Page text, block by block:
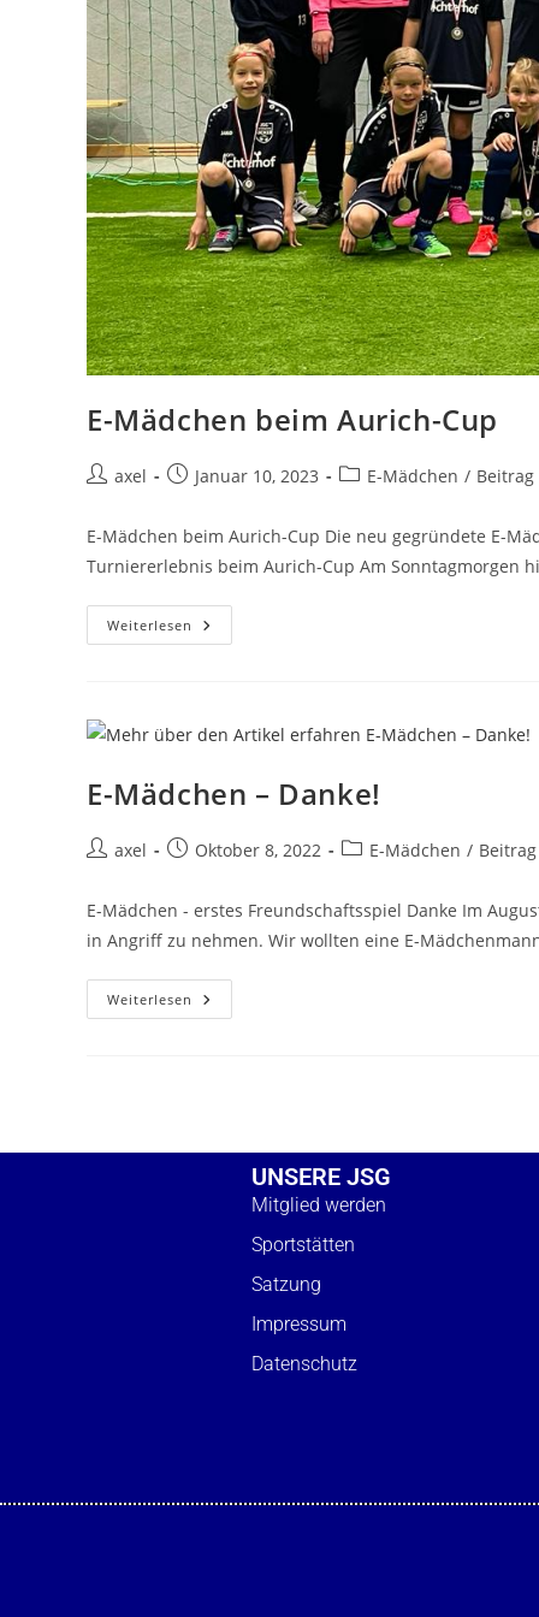
E-Mädchen beim Aurich-Cup
axel Januar 10, 2023 E-Mädchen /
E-Mädchen beim Aurich-Cup Die neu gegründete E-
Turniererlebnis beim Aurich-Cup Am Sonntagmorgen
Weiterlesen
E-Mädchen – Danke!
axel Oktober 8, 2022 E-Mädchen /
E-Mädchen - erstes Freundschaftsspiel Danke Im
in Angriff zu nehmen. Wir wollten eine E-
Weiterlesen
UNSERE JSG
Mitglied werden
Sportstätten
Satzung
Impressum
Datenschutz